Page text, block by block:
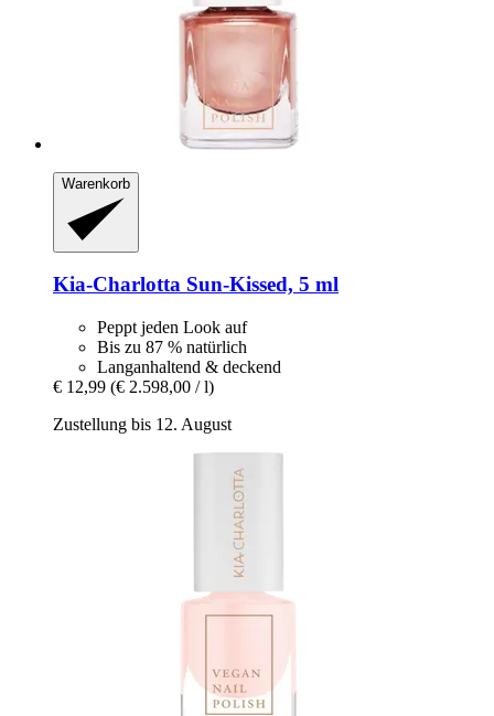
Warenkorb
Kia-Charlotta Sun-​Kissed, 5 ml
Peppt jeden Look auf
Bis zu 87 % natürlich
Langanhaltend & deckend
€ 12,99 (€ 2.598,00 / l)
Zustellung bis 12. August